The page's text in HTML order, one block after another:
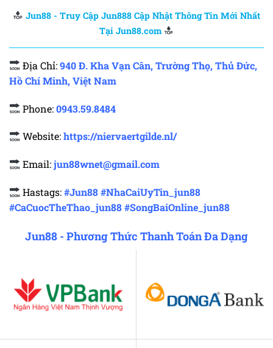
Jun88 - Truy Cập Jun888 Cập Nhật Thông Tin Mới Nhất
Tại Jun88.com
Địa Chỉ:940 Đ. Kha Vạn Cân, Trường Thọ, Thủ Đức,
Hồ Chí Minh, Việt Nam
Phone:0943.59.8484
Website:https://niervaertgilde.nl/
Email:jun88wnet@gmail.com
Hastags:#Jun88 #NhaCaiUyTin_jun88
#CaCuocTheThao_jun88 #SongBaiOnline_jun88
Jun88 - Phương Thức Thanh Toán Đa Dạng